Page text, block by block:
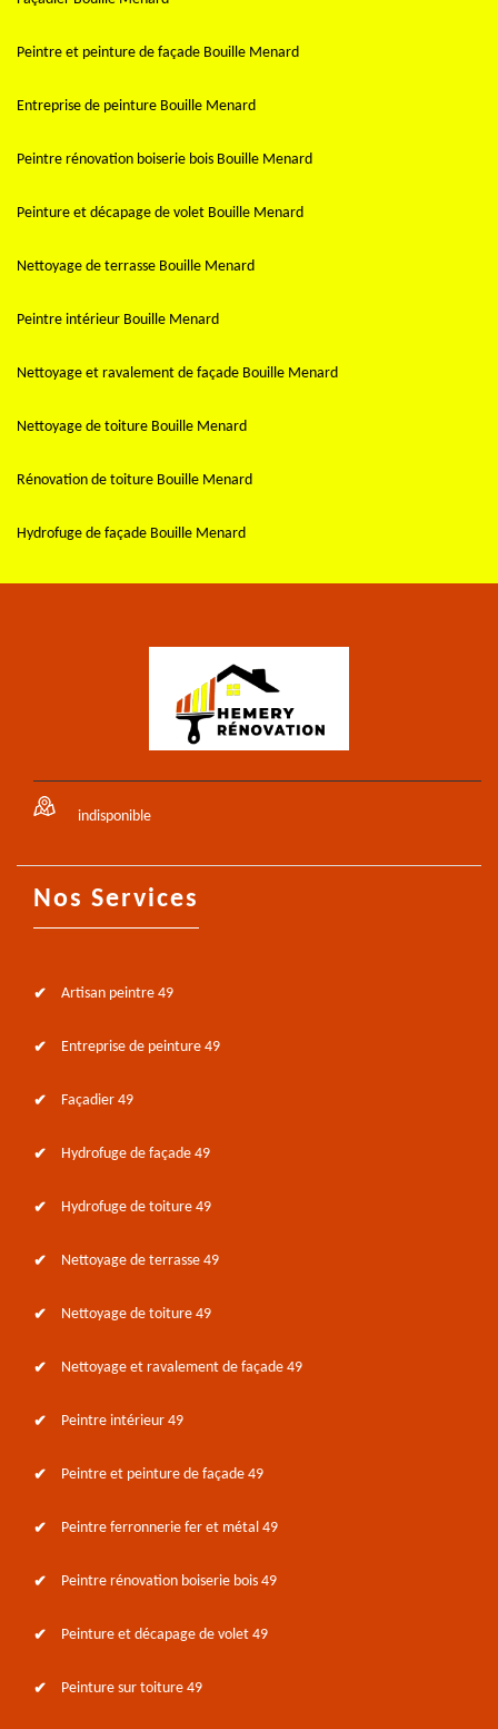
Peintre et peinture de façade Bouille Menard
Entreprise de peinture Bouille Menard
Peintre rénovation boiserie bois Bouille Menard
Peinture et décapage de volet Bouille Menard
Nettoyage de terrasse Bouille Menard
Peintre intérieur Bouille Menard
Nettoyage et ravalement de façade Bouille Menard
Nettoyage de toiture Bouille Menard
Rénovation de toiture Bouille Menard
Hydrofuge de façade Bouille Menard
indisponible
Nos Services
Artisan peintre 49
Entreprise de peinture 49
Façadier 49
Hydrofuge de façade 49
Hydrofuge de toiture 49
Nettoyage de terrasse 49
Nettoyage de toiture 49
Nettoyage et ravalement de façade 49
Peintre intérieur 49
Peintre et peinture de façade 49
Peintre ferronnerie fer et métal 49
Peintre rénovation boiserie bois 49
Peinture et décapage de volet 49
Peinture sur toiture 49